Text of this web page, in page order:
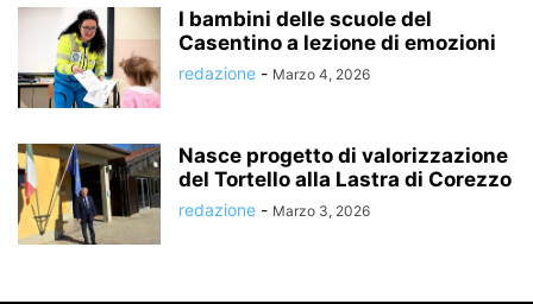
I bambini delle scuole del
Casentino a lezione di emozioni
redazione - Marzo 4, 2026
Nasce progetto di valorizzazione
del Tortello alla Lastra di Corezzo
redazione - Marzo 3, 2026